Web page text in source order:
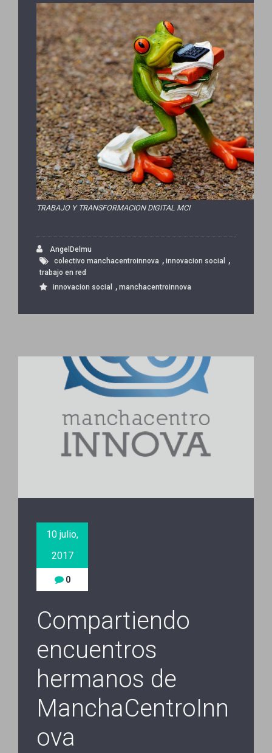
TRABAJO Y TRANSFORMACION DIGITAL MCI
AngelDelmu
colectivo manchacentroinnova , innovacion social ,
trabajo en red
innovacion social
, manchacentroinnova
10 julio,
2017
0
Compartiendo
encuentros
hermanos de
ManchaCentroInn
ova